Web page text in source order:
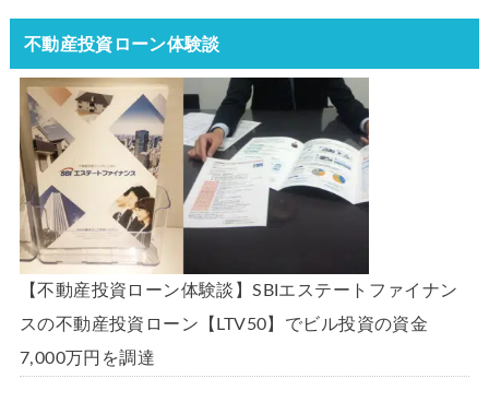
不動産投資ローン体験談
【不動産投資ローン体験談】SBIエステートファイナン
スの不動産投資ローン【LTV50】でビル投資の資金
7,000万円を調達